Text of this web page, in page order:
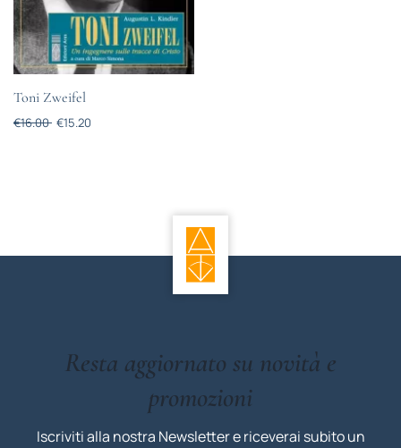
Toni Zweifel
€16.00 €15.20
Resta aggiornato su novità e
promozioni
Iscriviti alla nostra Newsletter e riceverai subito un